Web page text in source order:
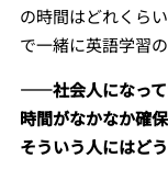
の時間はどれくら
で一緒に英語学習
――社会人になって
時間がなかなか確
そういう人にはど